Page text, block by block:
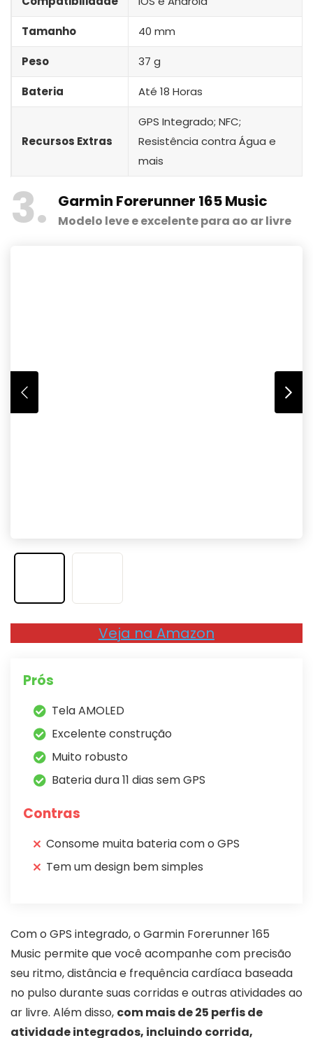
Tamanho 40 mm
Peso 37 g
Bateria Até 18 Horas
Recursos Extras
GPS Integrado; NFC;
Resistência contra Água e
mais
3 Garmin Forerunner 165 Music
Modelo leve e excelente para ao ar livre
Veja na Amazon
Prós
Tela AMOLED
Excelente construção
Muito robusto
Bateria dura 11 dias sem GPS
Contras
Consome muita bateria com o GPS
Tem um design bem simples
Com o GPS integrado, o Garmin Forerunner 165
Music permite que você acompanhe com precisão
seu ritmo, distância e frequência cardíaca baseada
no pulso durante suas corridas e outras atividades ao
ar livre. Além disso, com mais de 25 perfis de
atividade integrados, incluindo corrida,